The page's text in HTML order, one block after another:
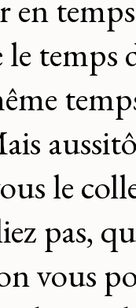
temps
le
pas,
vous